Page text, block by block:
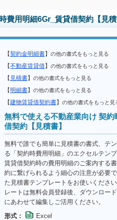
費用明細6Gr_賃貸借契約【見積
【契約金明細書】 の他の書式をもっと見る
【不動産賃貸借】 の他の書式をもっと見る
【 見積書】 の他の書式をもっと見る
【明細書】 の他の書式をもっと見る
【建物賃貸借契約書】 の他の書式をもっと見
無料で使える不動産業向け 契
借契約【見積書】
無料で誰でも簡単に見積書の書式、テ
る「契約時費用明細」のエクセルテン
賃貸借契約時の費用明細のご案内する
約に繋げられるよう細心の注意が必要
た見積書テンプレートをお使いくださ
レートは無料会員登録後、ダウンロー
にあわせて編集しご活用ください。
形式：
Excel